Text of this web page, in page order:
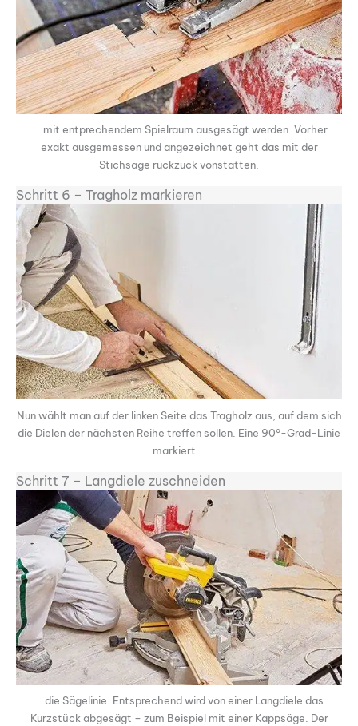
… mit entprechendem Spielraum ausgesägt werden. Vorher
exakt ausgemessen und angezeichnet geht das mit der
Stichsäge ruckzuck vonstatten.
Schritt 6 – Tragholz markieren
Nun wählt man auf der linken Seite das Tragholz aus, auf dem sich
die Dielen der nächsten Reihe treffen sollen. Eine 90°-Grad-Linie
markiert …
Schritt 7 – Langdiele zuschneiden
… die Sägelinie. Entsprechend wird von einer Langdiele das
Kurzstück abgesägt – zum Beispiel mit einer Kappsäge. Der